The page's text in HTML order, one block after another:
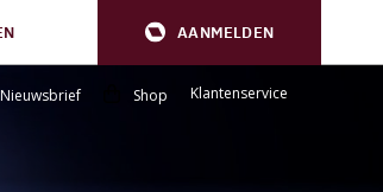
AANMELDEN
Nieuwsbrief Shop Klantenservice